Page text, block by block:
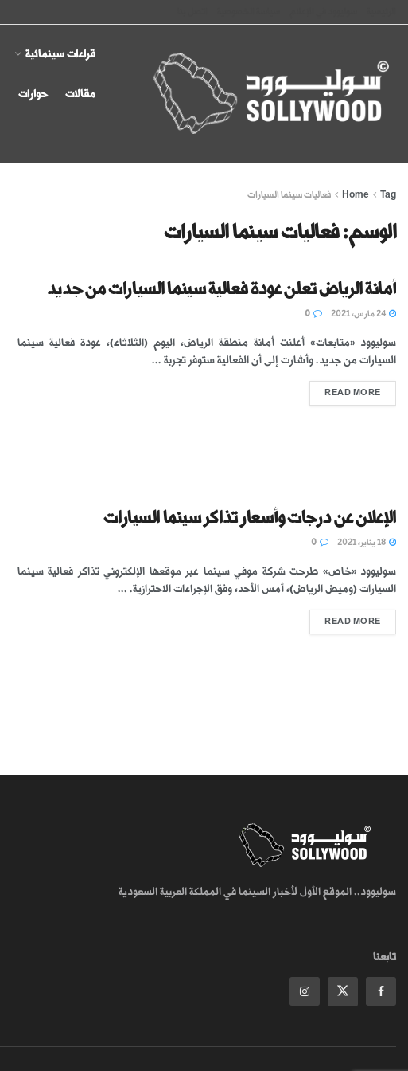
قراءات سينمائية
مقالات حوارات
Home Tag فعاليات سينما السيارات
الوسم:فعاليات سينما السيارات
أمانة الرياض تعلن عودة فعالية سينما السيارات من جديد
سوليوود «متابعات» أعلنت أمانة منطقة الرياض، اليوم (الثلاثاء)، عودة فعالية سينما
السيارات من جديد. وأشارت إلى أن الفعالية ستوفر تجربة ...
READ MORE
الإعلان عن درجات وأسعار تذاكر سينما السيارات
سوليوود «خاص» طرحت شركة موفي سينما عبر موقعها الإلكتروني تذاكر فعالية سينما
السيارات (وميض الرياض)، أمس الأحد، وفق الإجراءات الاحترازية. ...
READ MORE
سوليوود.. الموقع الأول لأخبار السينما في المملكة العربية السعودية
تابعنا